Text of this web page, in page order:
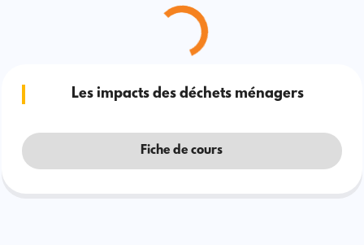
Les impacts des déchets ménagers
Fiche de cours